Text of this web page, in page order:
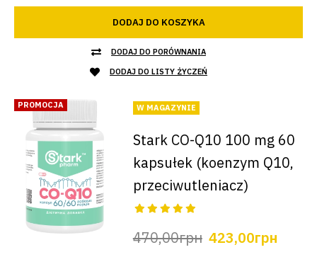
DODAJ DO KOSZYKA
DODAJ DO PORÓWNANIA
DODAJ DO LISTY ŻYCZEŃ
PROMOCJA W MAGAZYNIE
Stark CO-Q10 100 mg 60
kapsułek (koenzym Q10,
przeciwutleniacz)
470,00грн 423,00грн